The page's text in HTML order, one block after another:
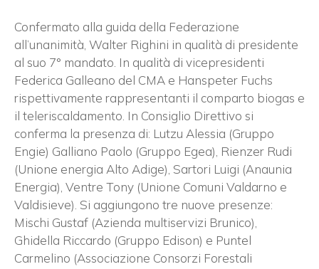
Confermato alla guida della Federazione
all’unanimità, Walter Righini in qualità di presidente
al suo 7° mandato. In qualità di vicepresidenti
Federica Galleano del CMA e Hanspeter Fuchs
rispettivamente rappresentanti il comparto biogas e
il teleriscaldamento. In Consiglio Direttivo si
conferma la presenza di: Lutzu Alessia (Gruppo
Engie) Galliano Paolo (Gruppo Egea), Rienzer Rudi
(Unione energia Alto Adige), Sartori Luigi (Anaunia
Energia), Ventre Tony (Unione Comuni Valdarno e
Valdisieve). Si aggiungono tre nuove presenze:
Mischi Gustaf (Azienda multiservizi Brunico),
Ghidella Riccardo (Gruppo Edison) e Puntel
Carmelino (Associazione Consorzi Forestali